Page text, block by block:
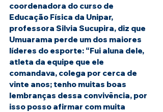
coordenadora do curso de
Educação Física da Unipar,
professora Silvia Sucupira, diz que
Umuarama perde um dos maiores
líderes do esporte: “Fui aluna dele,
atleta da equipe que ele
comandava, colega por cerca de
vinte anos; tenho muitas boas
lembranças dessa convivência, por
isso posso afirmar com muita